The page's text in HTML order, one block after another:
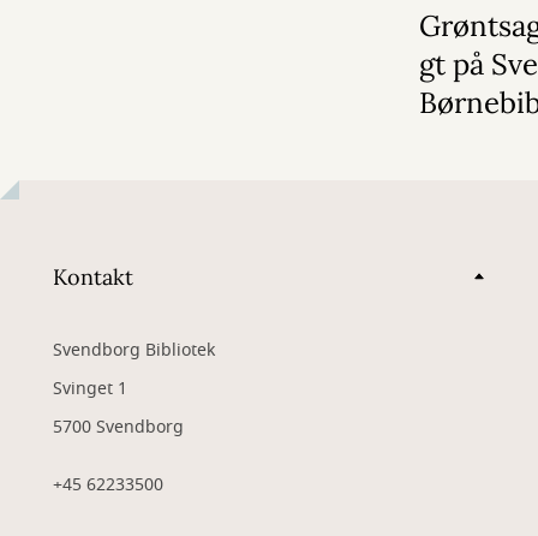
august 2026
gt på
Kontakt
Svendborg Bibliotek
Svinget 1
5700 Svendborg
+45 62233500